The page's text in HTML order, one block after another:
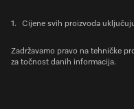
1. Cijene svih proizvoda
Zadržavamo pravo na tehničke
za točnost danih informacija.